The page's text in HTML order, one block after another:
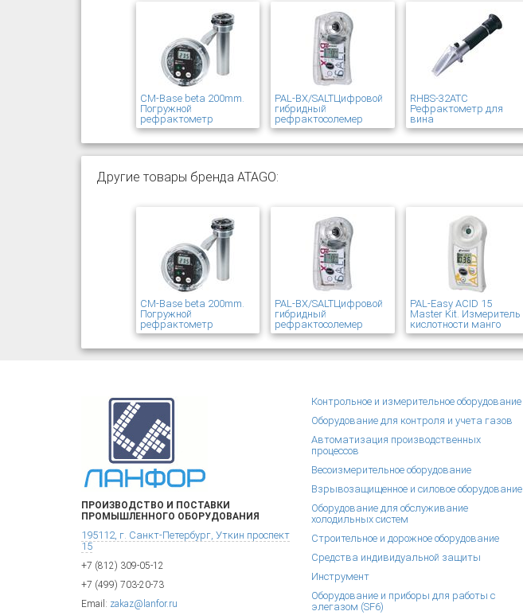
CM-Base beta 200mm.
Погружной
рефрактометр
PAL-BX/SALTЦифровой
гибридный
рефрактосолемер
RHBS-32ATC
Рефрактометр для
вина
Другие товары бренда ATAGO:
CM-Base beta 200mm.
Погружной
рефрактометр
PAL-BX/SALTЦифровой
гибридный
рефрактосолемер
PAL-Easy ACID 15
Master Kit. Измеритель
кислотности манго
ПРОИЗВОДСТВО И ПОСТАВКИ
ПРОМЫШЛЕННОГО ОБОРУДОВАНИЯ
195112, г. Санкт-Петербург, Уткин проспект
15
+7 (812) 309-05-12
+7 (499) 703-20-73
Email: zakaz@lanfor.ru
Контрольное и измерительное оборудование
Оборудование для контроля и учета газов
Автоматизация производственных
процессов
Весоизмерительное оборудование
Взрывозащищенное и силовое оборудование
Оборудование для обслуживание
холодильных систем
Строительное и дорожное оборудование
Средства индивидуальной защиты
Инструмент
Оборудование и приборы для работы с
элегазом (SF6)